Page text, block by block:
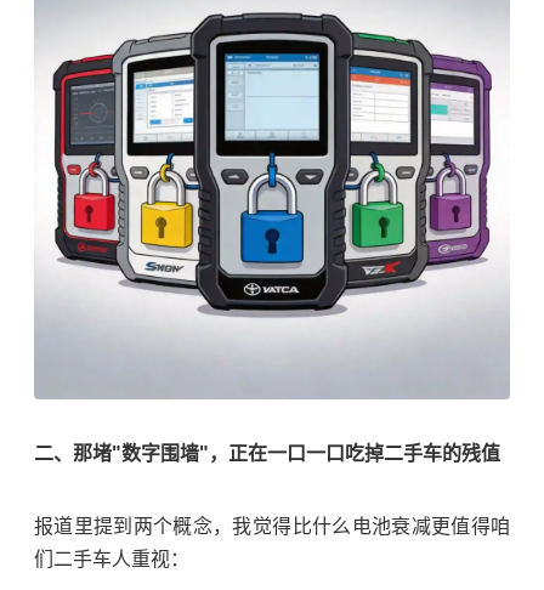
二、那堵"数字围墙"，正在一口一口吃掉二手车的残值
报道里提到两个概念，我觉得比什么电池衰减更值得咱
们二手车人重视：